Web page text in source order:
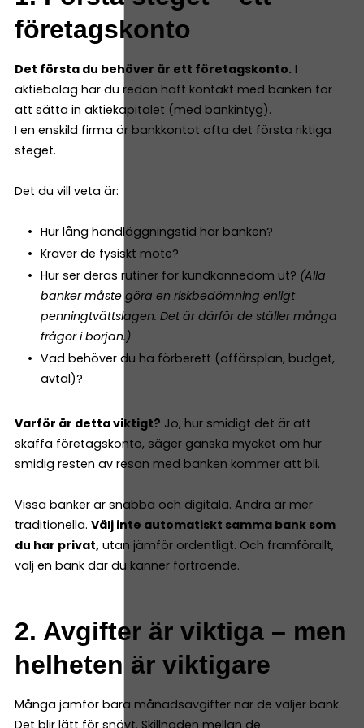
företagskonto
Det första du behöver är ett företagskonto. I
aktiebolag har du redan haft kontakt med banken för
att sätta in aktiekapitalet (med bankintyg).
I en enskild firma är bankkontot ofta det första riktiga
steget.
Det du vill veta är:
Hur lång handläggningstid har banken?
Kräver de fysiskt möte?
Hur ser deras rutiner för kundkännedom ut? (Alla
banker måste göra en riskbedömning enligt
penningtvättslagen. Det är därför de ställer många
frågor i början.)
Vad behöver du ha förberett (affärsplan, budget,
avtal)?
Varför är detta viktigt? Jo, hur smidigt det är att
skaffa företagskonto, säger ganska mycket om hur
smidig resten av resan med banken kommer att bli.
Vissa banker är snabba och digitala. Andra är mer
traditionella. Välj inte automatiskt samma bank som
du har privat, utan jämför ordentligt. Och framförallt,
välj en bank där du känner förtroende.
2. Avgifter är viktiga – men
helheten är viktigare
Många jämför bara månadsavgifter när de väljer bank.
Det blir lätt för snävt. Skillnaden mellan de